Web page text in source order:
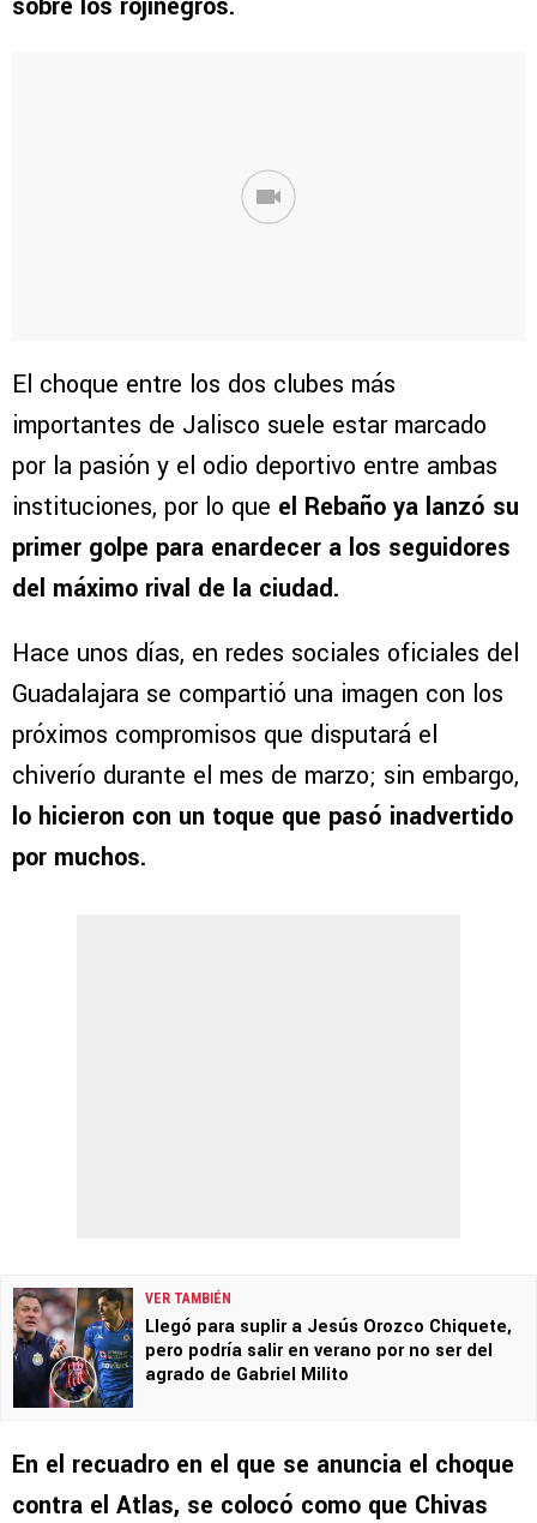
sobre los rojinegros.
El choque entre los dos clubes más
importantes de Jalisco suele estar marcado
por la pasión y el odio deportivo entre ambas
instituciones, por lo que el Rebaño ya lanzó su
primer golpe para enardecer a los seguidores
del máximo rival de la ciudad.
Hace unos días, en redes sociales oficiales del
Guadalajara se compartió una imagen con los
próximos compromisos que disputará el
chiverío durante el mes de marzo; sin embargo,
lo hicieron con un toque que pasó inadvertido
por muchos.
VER TAMBIÉN
Llegó para suplir a Jesús Orozco Chiquete,
pero podría salir en verano por no ser del
agrado de Gabriel Milito
En el recuadro en el que se anuncia el choque
contra el Atlas, se colocó como que Chivas